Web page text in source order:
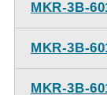
ダクト方向
方（天井取
MKR-3B-
MKR-3B-
MKR-3B-